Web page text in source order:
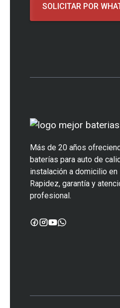
SOLICITAR POR
Más de 20 años
baterías para auto de
instalación a domicilio en
Rapidez, garantía y
profesional.